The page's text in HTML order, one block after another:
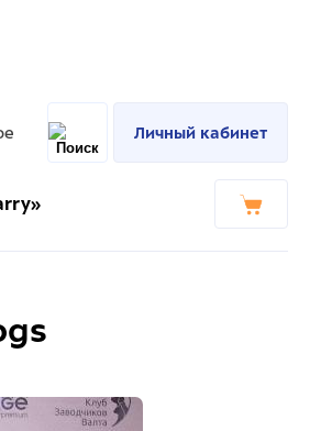
Личный кабинет